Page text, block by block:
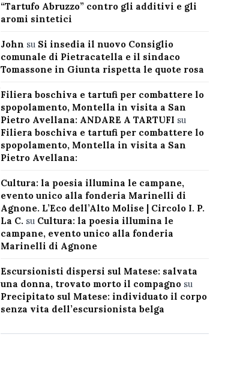
“Tartufo Abruzzo” contro gli additivi e gli
aromi sintetici
John su Si insedia il nuovo Consiglio
comunale di Pietracatella e il sindaco
Tomassone in Giunta rispetta le quote rosa
Filiera boschiva e tartufi per combattere lo
spopolamento, Montella in visita a San
Pietro Avellana: ANDARE A TARTUFI su
Filiera boschiva e tartufi per combattere lo
spopolamento, Montella in visita a San
Pietro Avellana:
Cultura: la poesia illumina le campane,
evento unico alla fonderia Marinelli di
Agnone. L’Eco dell’Alto Molise | Circolo I. P.
La C. su Cultura: la poesia illumina le
campane, evento unico alla fonderia
Marinelli di Agnone
Escursionisti dispersi sul Matese: salvata
una donna, trovato morto il compagnosu
Precipitato sul Matese: individuato il corpo
senza vita dell’escursionista belga